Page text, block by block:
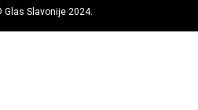
Glas Slavonije 2024.